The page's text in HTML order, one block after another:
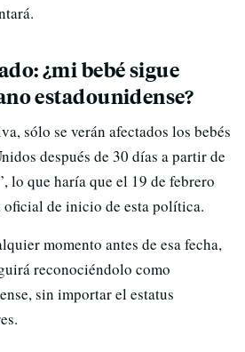
¿mi bebé sigue
estadounidense?
sólo se verán afectados los bebés
después de 30 días a partir de
lo que haría que el 19 de febrero
oficial de inicio de esta política.
momento antes de esa fecha,
reconociéndolo como
sin importar el estatus